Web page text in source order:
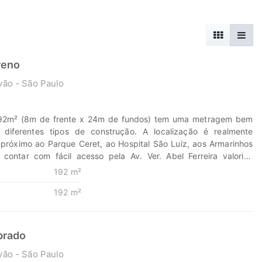
- São Paulo
(8m de frente x 24m de fundos) tem uma metragem bem
diferentes tipos de construção. A localização é realmente
ao Parque Ceret, ao Hospital São Luiz, aos Armarinhos
contar com fácil acesso pela Av. Ver. Abel Ferreira valoriza
para uso residencial quanto comercial. Potenciais usos: -
de sobrados. - Comercial: espaço para clínica, escritório ou
verdes (Parque Ceret). - Infraestrutura de saúde (Hospital
variado e tradicional (Armarinhos Fernando). - Acesso rápido
deslocamento. Descubra o poder de Transformar
192 m²
192 m²
- São Paulo